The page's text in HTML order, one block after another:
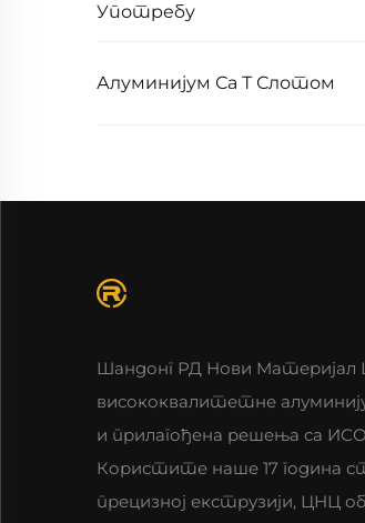
Употребу
Алуминијум Са Т Слотом
Шандонг РД Нови Материјал
висококвалитетне
и прилагођена решења са
Користите наше 17 година
прецизној екструзији, ЦНЦ